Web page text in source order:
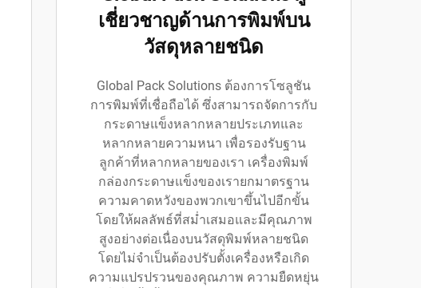
เชี่ยวชาญด้านการพิมพ์บน
วัสดุหลายชนิด
Global Pack Solutions ต้องการโซลูชัน
การพิมพ์ที่เชื่อถือได้ ซึ่งสามารถจัดการกับ
กระดาษแข็งหลากหลายประเภทและ
หลากหลายความหนา เพื่อรองรับฐาน
ลูกค้าที่หลากหลายของเรา เครื่องพิมพ์
กล่องกระดาษแข็งของเรายกมาตรฐาน
ความคาดหวังของพวกเขาขึ้นไปอีกขั้น
โดยให้ผลลัพธ์ที่สม่ำเสมอและมีคุณภาพ
สูงอย่างต่อเนื่องบนวัสดุพิมพ์หลายชนิด
โดยไม่จำเป็นต้องปรับตั้งเครื่องหรือเกิด
ความแปรปรวนของคุณภาพ ความยืดหยุ่น